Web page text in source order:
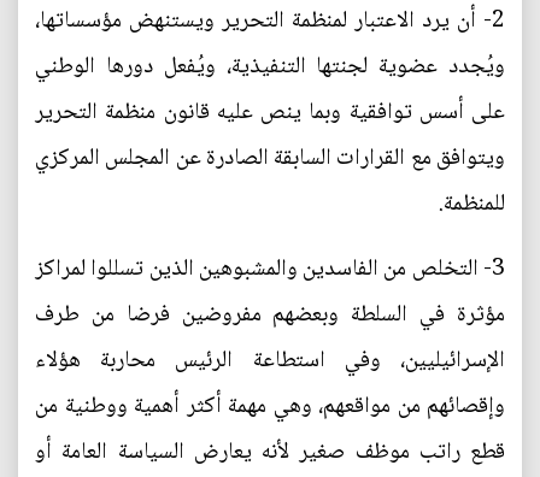
2- أن يرد الاعتبار لمنظمة التحرير ويستنهض مؤسساتها،
ويُجدد عضوية لجنتها التنفيذية، ويُفعل دورها الوطني
على أسس توافقية وبما ينص عليه قانون منظمة التحرير
ويتوافق مع القرارات السابقة الصادرة عن المجلس المركزي
للمنظمة.
3- التخلص من الفاسدين والمشبوهين الذين تسللوا لمراكز
مؤثرة في السلطة وبعضهم مفروضين فرضا من طرف
الإسرائيليين، وفي استطاعة الرئيس محاربة هؤلاء
وإقصائهم من مواقعهم، وهي مهمة أكثر أهمية ووطنية من
قطع راتب موظف صغير لأنه يعارض السياسة العامة أو